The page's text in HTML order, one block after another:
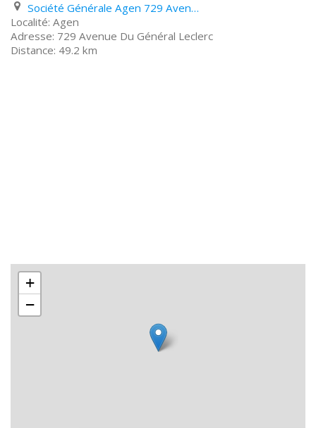
Société Générale Agen 729 Avenue Du Général Leclerc
Agen
729 Avenue Du Général Leclerc
49.2 km
+
−